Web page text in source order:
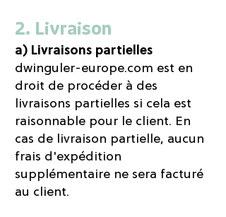
2. Livraison
a) Livraisons partielles
dwinguler-europe.com est en
droit de procéder à des
livraisons partielles si cela est
raisonnable pour le client. En
cas de livraison partielle, aucun
frais d'expédition
supplémentaire ne sera facturé
au client.